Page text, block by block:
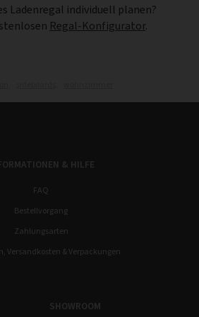
Ladenregal individuell planen?
Regal-Konfigurator.
& HILFE
FAQ
Bestellvorgang
Zahlungsarten
Versandkosten & Verpackungen
SHOWROOM